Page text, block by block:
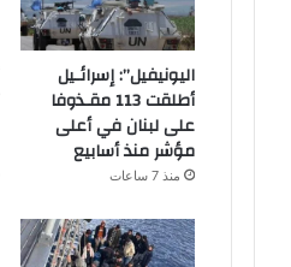
اليونيفيل”: إسرائـيل
أطلقت 113 مقـذوفا
على لبنان في أعلى
مؤشر منذ أسابيع
منذ 7 ساعات